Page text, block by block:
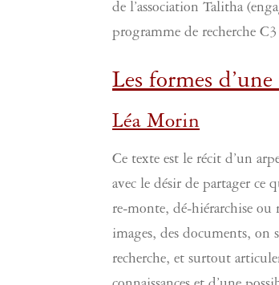
de l’association Talitha
programme de recherche
Les formes
Léa Morin
Ce texte est le récit d’un
avec le désir de partager ce
re-monte, dé-hiérarchise
images, des documents, on
recherche, et surtout